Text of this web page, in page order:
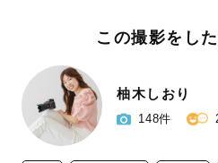
この撮影をし
柚木しおり
148件